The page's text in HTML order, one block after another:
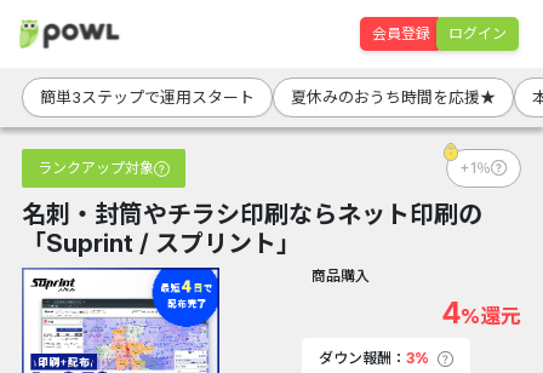
会員登録 ログイン
簡単3ステップで運用スタート 夏休みのおうち時間を応援★
ランクアップ対象 +1％
名刺・封筒やチラシ印刷ならネット印刷の
「Suprint / スプリント」
商品購入
4%還元
ダウン報酬： 3%